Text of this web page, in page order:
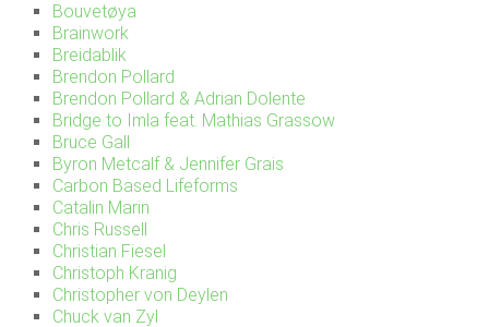
Bouvetøya
Brainwork
Breidablik
Brendon Pollard
Brendon Pollard & Adrian Dolente
Bridge to Imla feat. Mathias Grassow
Bruce Gall
Byron Metcalf & Jennifer Grais
Carbon Based Lifeforms
Catalin Marin
Chris Russell
Christian Fiesel
Christoph Kranig
Christopher von Deylen
Chuck van Zyl